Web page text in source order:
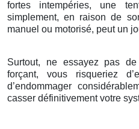
fortes intempéries, une
simplement, en raison de
manuel ou motorisé, peut un
Surtout, ne essayez pas
forçant, vous risqueriez
d’endommager
casser définitivement votre